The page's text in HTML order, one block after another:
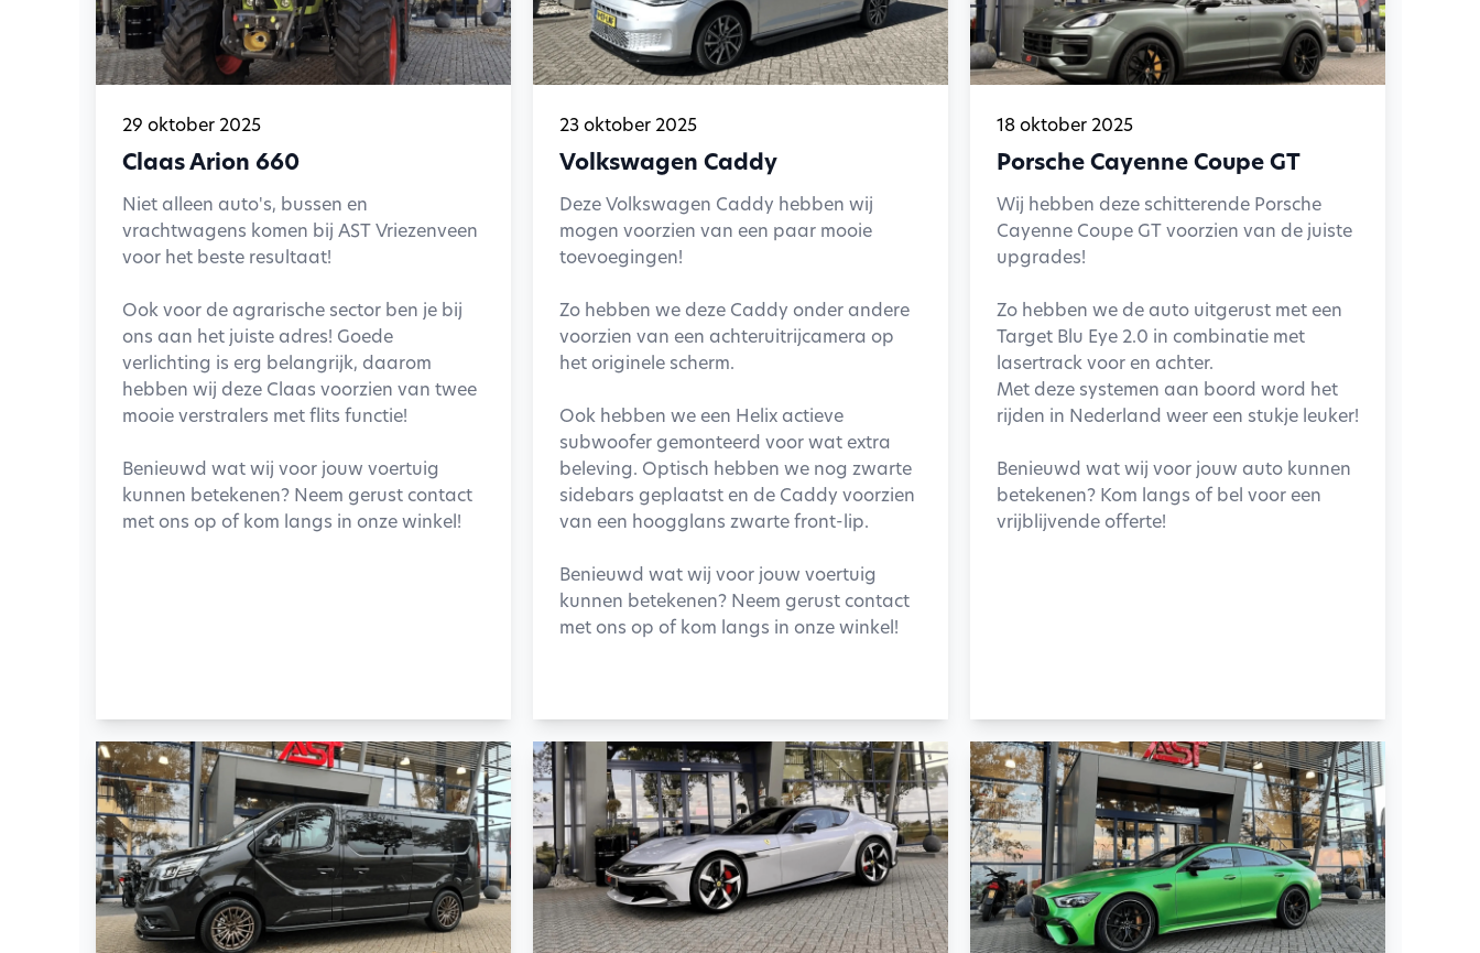
29 oktober 2025
Claas Arion 660
Niet alleen auto's, bussen en
vrachtwagens komen bij AST Vriezenveen
voor het beste resultaat!
Ook voor de agrarische sector ben je bij
ons aan het juiste adres! Goede
verlichting is erg belangrijk, daarom
hebben wij deze Claas voorzien van twee
mooie verstralers met flits functie!
Benieuwd wat wij voor jouw voertuig
kunnen betekenen? Neem gerust contact
met ons op of kom langs in onze winkel!
23 oktober 2025
Volkswagen Caddy
Deze Volkswagen Caddy hebben wij
mogen voorzien van een paar mooie
toevoegingen!
Zo hebben we deze Caddy onder andere
voorzien van een achteruitrijcamera op
het originele scherm.
Ook hebben we een Helix actieve
subwoofer gemonteerd voor wat extra
beleving. Optisch hebben we nog zwarte
sidebars geplaatst en de Caddy voorzien
van een hoogglans zwarte front-lip.
Benieuwd wat wij voor jouw voertuig
kunnen betekenen? Neem gerust contact
met ons op of kom langs in onze winkel!
18 oktober 2025
Porsche Cayenne Coupe GT
Wij hebben deze schitterende Porsche
Cayenne Coupe GT voorzien van de juiste
upgrades!
Zo hebben we de auto uitgerust met een
Target Blu Eye 2.0 in combinatie met
lasertrack voor en achter.
Met deze systemen aan boord word het
rijden in Nederland weer een stukje leuker!
Benieuwd wat wij voor jouw auto kunnen
betekenen? Kom langs of bel voor een
vrijblijvende offerte!